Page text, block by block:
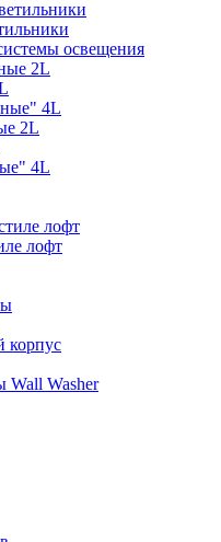
освещения
2L
4L
2L
4L
лофт
корпус
Washer